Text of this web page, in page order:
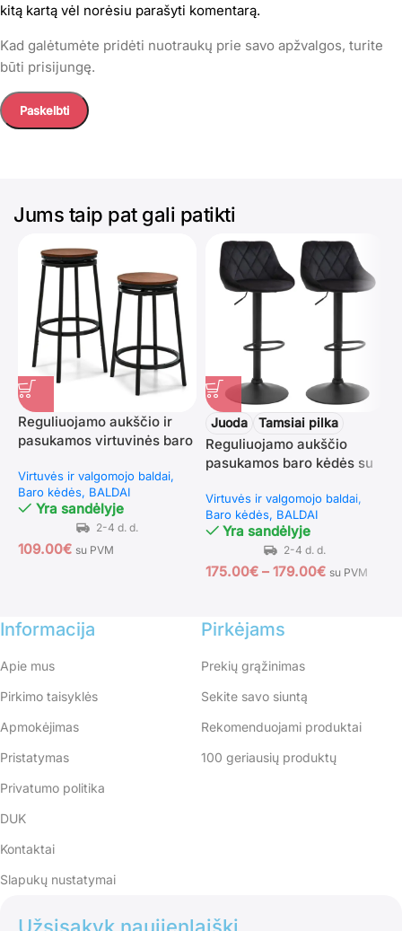
kitą kartą vėl norėsiu parašyti komentarą.
Kad galėtumėte pridėti nuotraukų prie savo apžvalgos, turite
būti prisijungę.
Jums taip pat gali patikti
Reguliuojamo aukščio ir
pasukamos virtuvinės baro
Virtuvės ir valgomojo baldai
Baro kėdės BALDAI
Yra sandėlyje
109.00€ su PVM
Juoda Tamsiai pilka
Reguliuojamo aukščio
pasukamos baro kėdės su
vnt.)
Virtuvės ir valgomojo baldai
Baro kėdės BALDAI
Yra sandėlyje
175.00€ – 179.00€ su PVM
Informacija
Apie mus
Pirkimo taisyklės
Apmokėjimas
Pristatymas
Privatumo politika
DUK
Kontaktai
Slapukų nustatymai
Pirkėjams
Prekių grąžinimas
Sekite savo siuntą
Rekomenduojami produktai
100 geriausių produktų
Užsisakyk naujienlaiškį